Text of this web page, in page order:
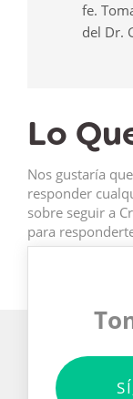
fe.
del Dr.
Lo
Nos gustaría
responder
sobre seguir a
para